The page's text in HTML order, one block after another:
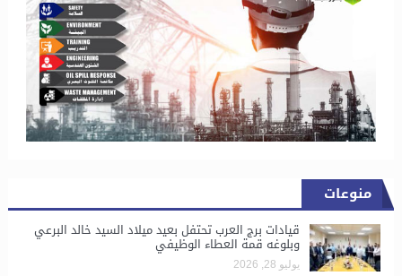
منوعات
قيادات برج العرب تحتفل بعيد ميلاد السيد خالد البرعي
وبلوغه قمة العطاء الوظيفي
يوليو 28, 2026